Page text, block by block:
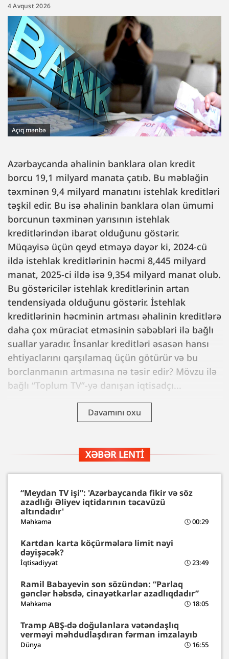
4 Avqust 2026
Açıq mənbə
Azərbaycanda əhalinin banklara olan kredit
borcu 19,1 milyard manata çatıb. Bu məbləğin
təxminən 9,4 milyard manatını istehlak kreditləri
təşkil edir. Bu isə əhalinin banklara olan ümumi
borcunun təxminən yarısının istehlak
kreditlərindən ibarət olduğunu göstərir.
Müqayisə üçün qeyd etməyə dəyər ki, 2024-cü
ildə istehlak kreditlərinin həcmi 8,445 milyard
manat, 2025-ci ildə isə 9,354 milyard manat olub.
Bu göstəricilər istehlak kreditlərinin artan
tendensiyada olduğunu göstərir. İstehlak
kreditlərinin həcminin artması əhalinin kreditlərə
daha çox müraciət etməsinin səbəbləri ilə bağlı
suallar yaradır. İnsanlar kreditləri əsasən hansı
ehtiyaclarını qarşılamaq üçün götürür və bu
borclanmanın artmasına nə təsir edir? Mövzu ilə
bağlı “Toplum TV”-yə danışan iqtisadçı...
Davamını oxu
XƏBƏR LENTI
“Meydan TV işi”: 'Azərbaycanda fikir və söz
azadlığı Əliyev iqtidarının təcavüzü
altındadır'
Məhkəmə 00:29
Kartdan karta köçürmələrə limit nəyi
dəyişəcək?
İqtisadiyyat 23:49
Ramil Babayevin son sözündən: “Parlaq
gənclər həbsdə, cinayətkarlar azadlıqdadır”
Məhkəmə 18:05
Tramp ABŞ-də doğulanlara vətəndaşlıq
verməyi məhdudlaşdıran fərman imzalayıb
Dünya 16:55